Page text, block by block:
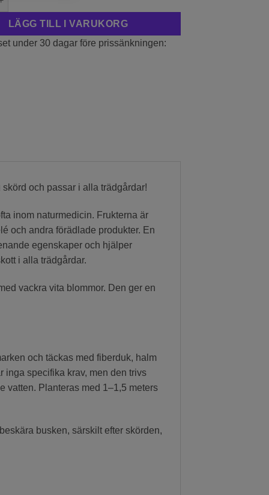
LÄGG TILL I VARUKORG
under 30 dagar före prissänkningen:
skörd och passar i alla trädgårdar!
inom naturmedicin. Frukterna är
och andra förädlade produkter. En
egenskaper och hjälper
i alla trädgårdar.
vackra vita blommor. Den ger en
och täckas med fiberduk, halm
inga specifika krav, men den trivs
vatten. Planteras med 1–1,5 meters
busken, särskilt efter skörden,